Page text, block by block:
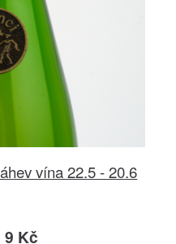
vína 22.5 - 20.6
9 Kč